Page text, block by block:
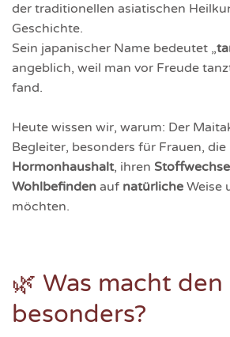
der traditionellen asiatischen
Geschichte.
Sein japanischer Name bedeutet „
angeblich, weil man vor Freude
fand.
Heute wissen wir, warum: Der
Begleiter, besonders für Frauen, die
Hormonhaushalt, ihren
Wohlbefinden auf natürliche Weise
möchten.
🌿 Was macht
besonders?